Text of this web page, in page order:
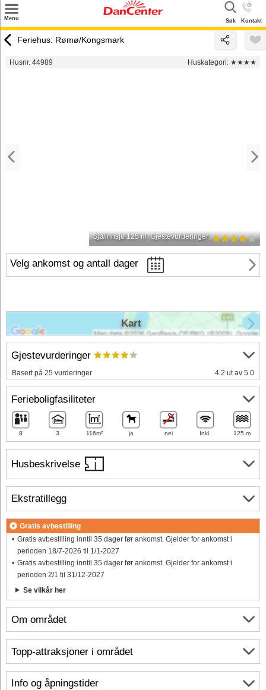
Menu Kontakt
Søk
Tilbud
Feriehus: Rømø/Kongsmark
Husnr. 44989 Huskategori: ★★★★
Sjø/innsjø 125 m Gjestevurderinger
Velg ankomst og antall dager
Husbeskrivelse
Om området
Info og åpningstider
Gjestevurderinger
Basert på 25 vurderinger 4.2 ut av 5.0
Ferieboligfasiliteter
8 3 116m² ja nei Inkl. 125 m
Ekstratillegg
Gratis avbestilling
Gratis avbestilling inntil 35 dager før ankomst. Gjelder for ankomst i
perioden 18/7-2026 til 1/1-2027
Gratis avbestilling inntil 35 dager før ankomst. Gjelder for ankomst i
perioden 2/1 til 31/12-2027
Se vilkår her
Kart
Topp-attraksjoner i området